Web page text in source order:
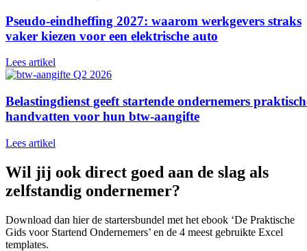
Pseudo-eindheffing 2027: waarom werkgevers straks
vaker kiezen voor een elektrische auto
Lees artikel
Belastingdienst geeft startende ondernemers
handvatten voor hun btw-aangifte
Lees artikel
Wil jij ook direct goed aan de slag als
zelfstandig ondernemer?
Download dan hier de startersbundel met het ebook ‘De Praktische
Gids voor Startend Ondernemers’ en de 4 meest gebruikte Excel
templates.